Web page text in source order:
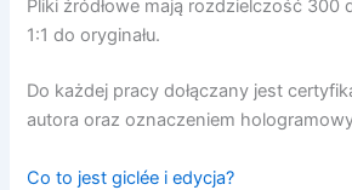
Pliki źródłowe mają rozdzielczość 300
1:1 do oryginału.
Do każdej pracy dołączany jest
autora oraz oznaczeniem
Co to jest giclée i edycja?